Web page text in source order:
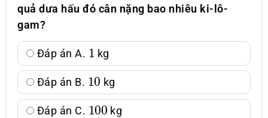
quả dưa hấu đó cân nặng bao nhiêu ki-lô-
gam?
Đáp án A.
1
kg
Đáp án B.
10
kg
Đáp án C.
100
kg